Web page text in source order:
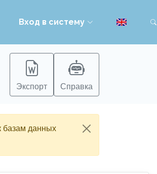
Вход в систему
Экспорт Справка
базам данных